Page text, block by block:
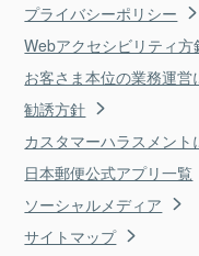
プライバシーポリシー
Webアクセシビリティ方
お客さま本位の業務運
勧誘方針
カスタマーハラスメント
日本郵便公式アプリ一覧
ソーシャルメディア
サイトマップ